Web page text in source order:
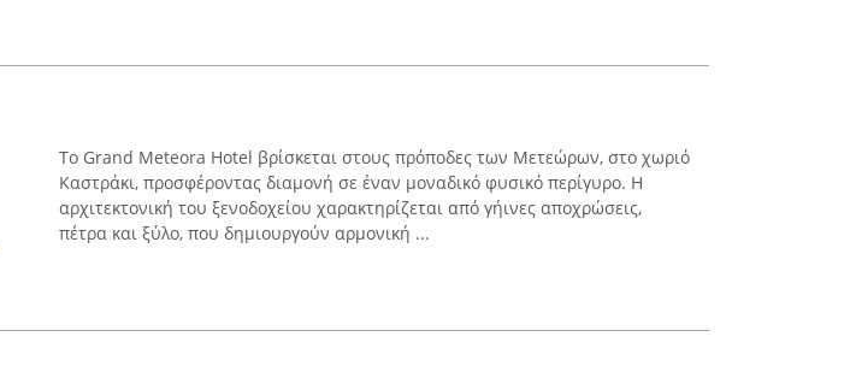
Το Grand Meteora Hotel βρίσκεται στους πρόποδες των Μετεώρων, στο χωριό
Καστράκι, προσφέροντας διαμονή σε έναν μοναδικό φυσικό περίγυρο. Η
αρχιτεκτονική του ξενοδοχείου χαρακτηρίζεται από γήινες αποχρώσεις,
πέτρα και ξύλο, που δημιουργούν αρμονική ...